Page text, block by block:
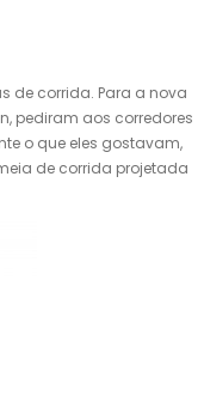
de corrida. Para a nova
pediram aos corredores
o que eles gostavam,
de corrida projetada